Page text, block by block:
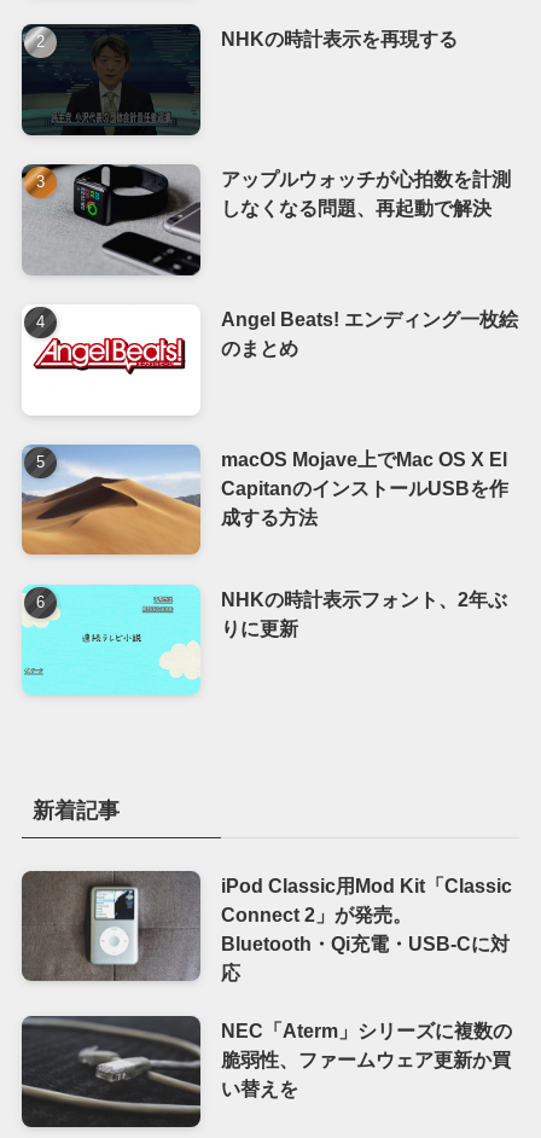
NHKの時計表示を再現する
アップルウォッチが心拍数を計測
しなくなる問題、再起動で解決
Angel Beats! エンディング一枚絵
のまとめ
macOS Mojave上でMac OS X El
CapitanのインストールUSBを作
成する方法
NHKの時計表示フォント、2年ぶ
りに更新
新着記事
iPod Classic用Mod Kit「Classic
Connect 2」が発売。
Bluetooth・Qi充電・USB-Cに対
応
NEC「Aterm」シリーズに複数の
脆弱性、ファームウェア更新か買
い替えを